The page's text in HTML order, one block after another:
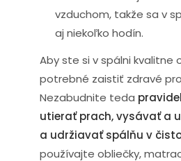
vzduchom, takže sa v
aj niekoľko hodín.
Aby ste si v spálni kvalitne
potrebné zaistiť zdravé
Nezabudnite teda
utierať prach, vysávať a
a udržiavať spálňu v
používajte obliečky,